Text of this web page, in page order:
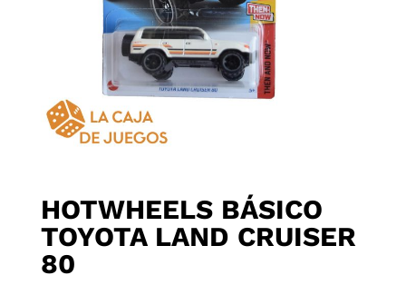
HOTWHEELS BÁSICO
TOYOTA LAND CRUISER
80